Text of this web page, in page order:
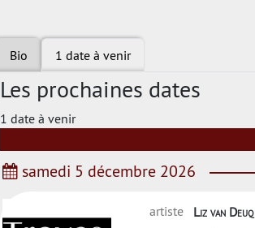
Bio 1 date à venir
Les prochaines dates
1 date à venir
samedi 5 décembre 2026
artiste
Liz van Deuq